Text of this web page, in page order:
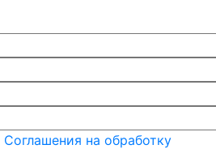
Соглашения на обработку